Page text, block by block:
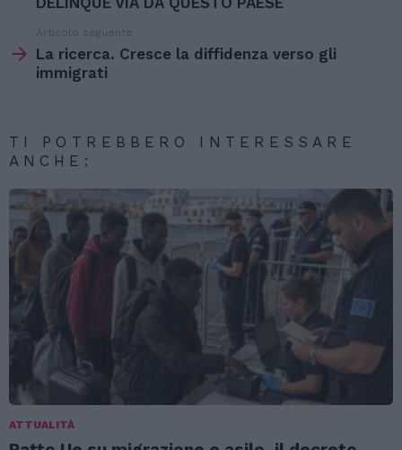
Articolo seguente
La ricerca. Cresce la diffidenza verso gli
immigrati
TI POTREBBERO INTERESSARE
ANCHE:
ATTUALITÀ